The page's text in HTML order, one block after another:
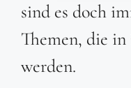
sind es doch
Themen, die
werden.